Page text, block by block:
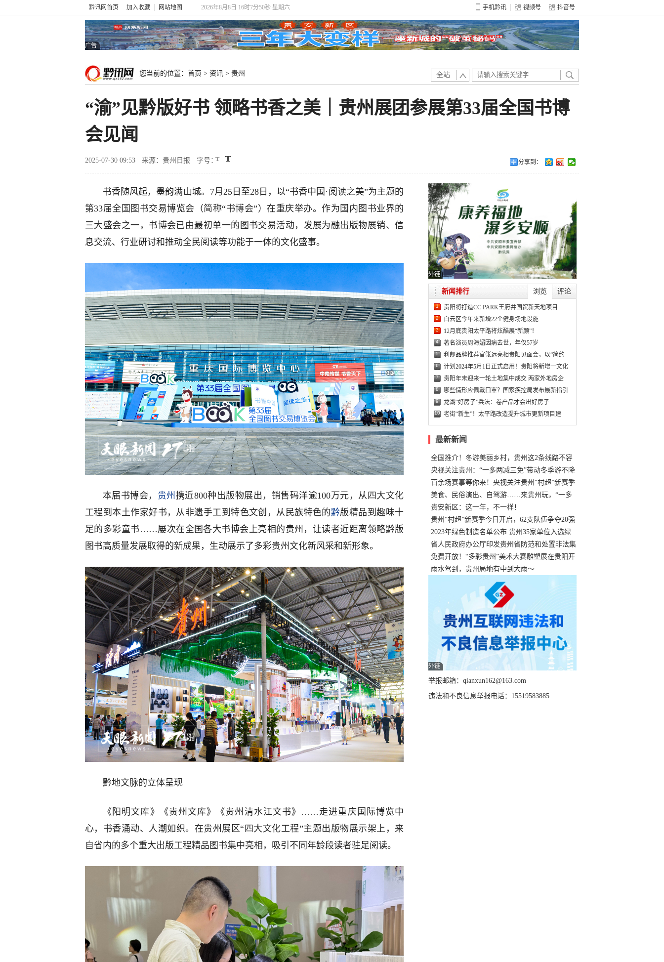
黔讯网首页 加入收藏 网站地图 2026年8月8日 16时7分52秒 星期六 手机黔讯 视频号 抖音号
广告
您当前的位置： 首页 > 资讯 > 贵州 全站
“渝”见黔版好书 领略书香之美｜贵州展团参展第33届全国书博
会见闻
2025-07-30 09:53 来源：贵州日报 字号： 分享到：
书香随风起，墨韵满山城。7月25日至28日，以“书香中国·阅读之美”为主题的
第33届全国图书交易博览会（简称“书博会”）在重庆举办。作为国内图书业界的
三大盛会之一，书博会已由最初单一的图书交易活动，发展为融出版物展销、信
息交流、行业研讨和推动全民阅读等功能于一体的文化盛事。
本届书博会， 贵州 携近800种出版物展出，销售码洋逾100万元，从四大文化
工程到本土作家好书，从非遗手工到特色文创，从民族特色的黔版精品到趣味十
足的多彩童书……屡次在全国各大书博会上亮相的贵州，让读者近距离领略黔版
图书高质量发展取得的新成果，生动展示了多彩贵州文化新风采和新形象。
黔地文脉的立体呈现
《阳明文库》《贵州文库》《贵州清水江文书》……走进重庆国际博览中
心，书香涌动、人潮如织。在贵州展区“四大文化工程”主题出版物展示架上，来
自省内的多个重大出版工程精品图书集中亮相，吸引不同年龄段读者驻足阅读。
外链
浏览 评论
新闻排行
1 贵阳将打造CC PARK王府井国贸新天地项目
2 白云区今年来新增22个健身场地设施
3 12月底贵阳太平路将炫酷展“新颜”！
4 著名演员周海媚因病去世，年仅57岁
5 利郎品牌推荐官张远亮相贵阳见面会，以“简约
6 计划2024年5月1日正式启用！贵阳将新增一文化
7 贵阳年末迎来一轮土地集中成交 两家外地房企
8 哪些情形应佩戴口罩？国家疾控局发布最新指引
9 龙湖“好房子”兵法：卷产品才会出好房子
10 老街“新生”！太平路改造提升城市更新项目建
最新新闻
全国推介！冬游美丽乡村，贵州这2条线路不容
错过
央视关注贵州：“一多两减三免”带动冬季游不降
温
百余场赛事等你来！央视关注贵州“村超”新赛季
正式“打响”
美食、民俗演出、自驾游……来贵州玩，“一多
两减三免”！
贵安新区：这一年，不一样！
贵州“村超”新赛季今日开启，62支队伍争夺20强
名额
2023年绿色制造名单公布 贵州35家单位入选绿
色工厂
省人民政府办公厅印发贵州省防范和处置非法集
资工作实施细则
免费开放！“多彩贵州”美术大赛雕塑展在贵阳开
展，持续至1月19日
雨水驾到，贵州局地有中到大雨～
外链
举报邮箱：qianxun162@163.com
违法和不良信息举报电话：15519583885